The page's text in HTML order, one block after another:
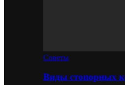
Советы
Виды стопорных